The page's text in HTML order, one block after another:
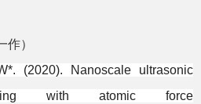
作）
(2020). Nanoscale ultrasonic
with atomic force